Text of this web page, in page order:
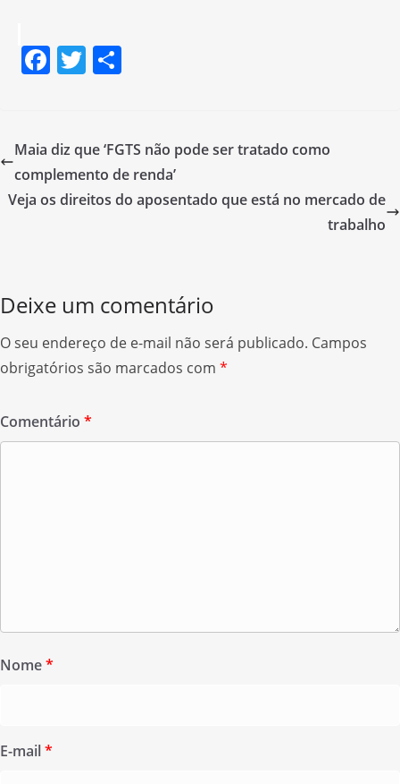
F
e
b
o
T
er e
Maia diz que ‘FGTS não pode ser tratado como
complemento de renda’
Veja os direitos do aposentado que está no mercado de
trabalho
Deixe um comentário
O seu endereço de e-mail não será publicado. Campos
obrigatórios são marcados com *
Comentário *
Nome*
E-mail*